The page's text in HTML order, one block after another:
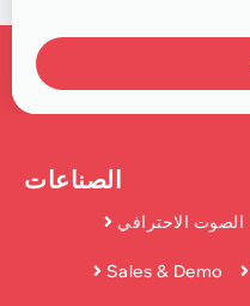
الصناعات
الصوت الاحترافي
Sales & Demo